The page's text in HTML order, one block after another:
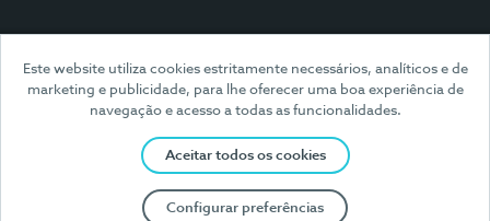
Este website utiliza cookies estritamente necessários, analíticos e de
marketing e publicidade, para lhe oferecer uma boa experiência de
navegação e acesso a todas as funcionalidades.
Aceitar todos os cookies
Configurar preferências